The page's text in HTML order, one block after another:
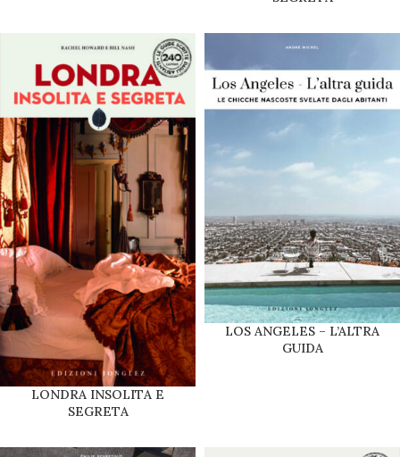
LONDRA INSOLITA E
SEGRETA
LOS ANGELES – L’ALTRA
GUIDA